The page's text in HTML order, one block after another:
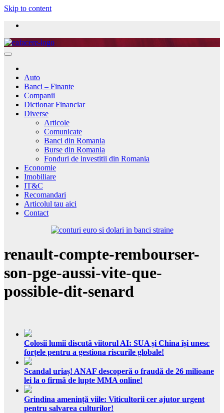
Skip to content
Auto
Banci – Finante
Companii
Dictionar Financiar
Diverse
Articole
Comunicate
Banci din Romania
Burse din Romania
Fonduri de investitii din Romania
Economie
Imobiliare
IT&C
Recomandari
Articolul tau aici
Contact
renault-compte-rembourser-
son-pge-aussi-vite-que-
possible-dit-senard
Colosii lumii discută viitorul AI: SUA și China își unesc
forțele pentru a gestiona riscurile globale!
Scandal uriaș! ANAF descoperă o fraudă de 26 milioane
lei la o firmă de lupte MMA online!
Grindina amenință viile: Viticultorii cer ajutor urgent
pentru salvarea culturilor!